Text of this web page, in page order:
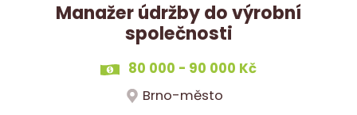
Manažer údržby do výrobní
společnosti
80 000 - 90 000 Kč
Brno-město